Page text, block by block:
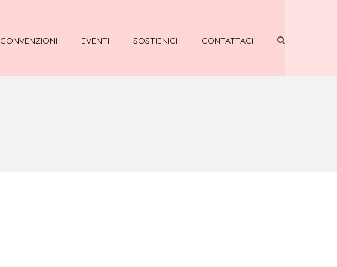
CONVENZIONI EVENTI SOSTIENICI CONTATTACI